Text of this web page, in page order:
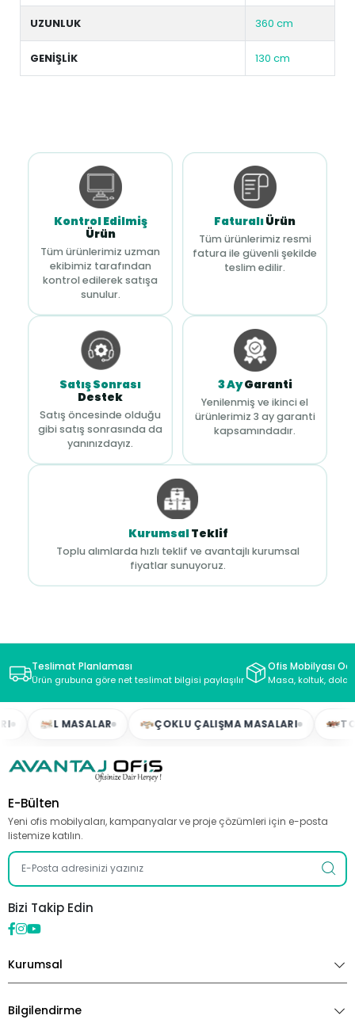
UZUNLUK 360 cm
GENİŞLİK 130 cm
Kontrol Edilmiş
Ürün
Tüm ürünlerimiz uzman
ekibimiz tarafından
kontrol edilerek satışa
sunulur.
FaturalıÜrün
Tüm ürünlerimiz resmi
fatura ile güvenli şekilde
teslim edilir.
Satış Sonrası
Destek
Satış öncesinde olduğu
gibi satış sonrasında da
yanınızdayız.
3 AyGaranti
Yenilenmiş ve ikinci el
ürünlerimiz 3 ay garanti
kapsamındadır.
KurumsalTeklif
Toplu alımlarda hızlı teklif ve avantajlı kurumsal
fiyatlar sunuyoruz.
Teslimat Planlaması
Ürün grubuna göre net teslimat bilgisi paylaşılır
Ofis Mobilyası
Masa, koltuk,
L MASALAR ÇOKLU ÇALIŞMA MASALARI
E-Bülten
Yeni ofis mobilyaları, kampanyalar ve proje çözümleri için e-posta
listemize katılın.
Bizi Takip Edin
Kurumsal
Bilgilendirme